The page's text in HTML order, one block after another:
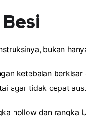
bukan
ketebalan
agar tidak cepat aus.
hollow dan